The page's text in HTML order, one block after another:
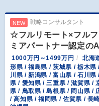
NEW 戦略コンサルタント
☆フルリモート×フル
ミアパートナー認定の
1000万円～1499万円
北海
形県 / 福島県 / 茨城県 / 栃木
川県 / 新潟県 / 富山県 / 石川
県 / 愛知県 / 三重県 / 滋賀県 /
県 / 鳥取県 / 島根県 / 岡山県 /
/ 高知県 / 福岡県 / 佐賀県 / 長